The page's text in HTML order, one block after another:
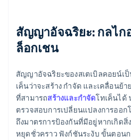
สัญญาอัจฉริยะ: กลไก
ล็อกเชน
สัญญาอัจฉริยะของสเตเบิลคอยน์เ
เค็นว่าจะสร้าง กำจัด และเคลื่อนย้
ที่สามารถสร้างและกำจัดโทเค็นได้
ตรวจสอบการเปลี่ยนแปลงการออก
ถึงมาตรการป้องกันที่มีอยู่หากเกิด
หยุดชั่วคราว ฟังก์ชันระงับ ขั้นตอน